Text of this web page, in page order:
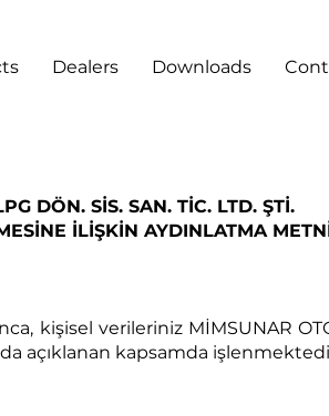
Dealers Downloads
DÖN. SİS. SAN. TİC. LTD. ŞTİ.
İLİŞKİN AYDINLATMA
kişisel verileriniz MİMSUNAR
açıklanan kapsamda